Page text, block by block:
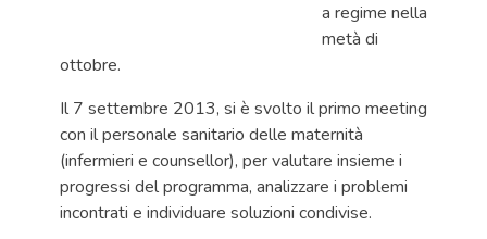
a regime nella
metà di
ottobre.
Il 7 settembre 2013, si è svolto il primo meeting
con il personale sanitario delle maternità
(infermieri e counsellor), per valutare insieme i
progressi del programma, analizzare i problemi
incontrati e individuare soluzioni condivise.